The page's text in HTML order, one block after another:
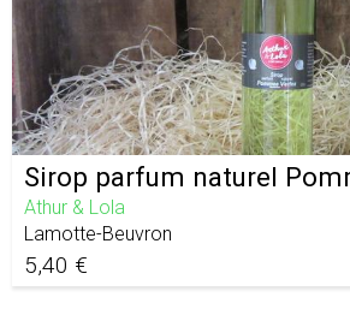
Sirop parfum naturel
Athur & Lola
Lamotte-Beuvron
5,40 €